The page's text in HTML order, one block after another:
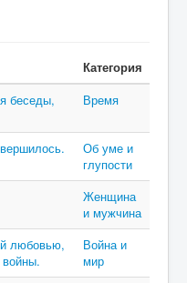
Категория
беседы,
Время
Об уме и
глупости
Женщина
и мужчина
любовью,
Война и
мир